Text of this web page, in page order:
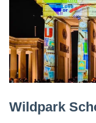
Wildpark